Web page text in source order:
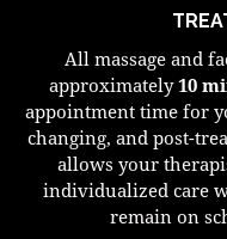
All massage and
approximately10
appointment time for
changing, and post-
allows your
individualized care
remain on